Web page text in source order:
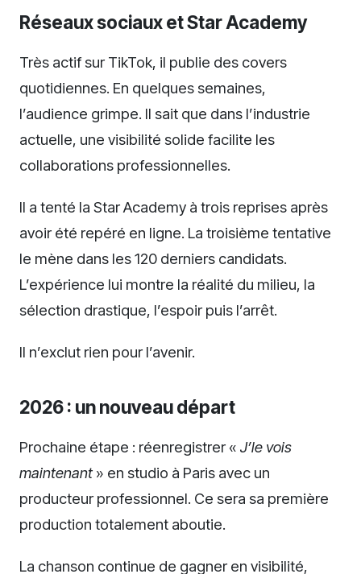
Réseaux sociaux et Star Academy
Très actif sur TikTok, il publie des covers
quotidiennes. En quelques semaines,
l’audience grimpe. Il sait que dans l’industrie
actuelle, une visibilité solide facilite les
collaborations professionnelles.
Il a tenté la Star Academy à trois reprises après
avoir été repéré en ligne. La troisième tentative
le mène dans les 120 derniers candidats.
L’expérience lui montre la réalité du milieu, la
sélection drastique, l’espoir puis l’arrêt.
Il n’exclut rien pour l’avenir.
2026 : un nouveau départ
Prochaine étape : réenregistrer « J’le vois
maintenant » en studio à Paris avec un
producteur professionnel. Ce sera sa première
production totalement aboutie.
La chanson continue de gagner en visibilité,